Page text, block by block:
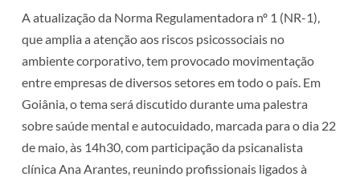
A atualização da Norma Regulamentadora nº 1 (NR-1),
que amplia a atenção aos riscos psicossociais no
ambiente corporativo, tem provocado movimentação
entre empresas de diversos setores em todo o país. Em
Goiânia, o tema será discutido durante uma palestra
sobre saúde mental e autocuidado, marcada para o dia 22
de maio, às 14h30, com participação da psicanalista
clínica Ana Arantes, reunindo profissionais ligados à